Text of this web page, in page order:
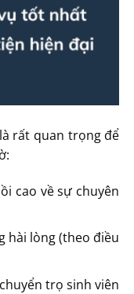
rất quan trọng để
cao về sự chuyên
hài lòng (theo điều
trọ sinh viên